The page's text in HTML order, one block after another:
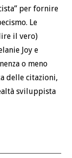
per fornire
Le
il vero)
Joy e
o meno
delle citazioni,
sviluppista